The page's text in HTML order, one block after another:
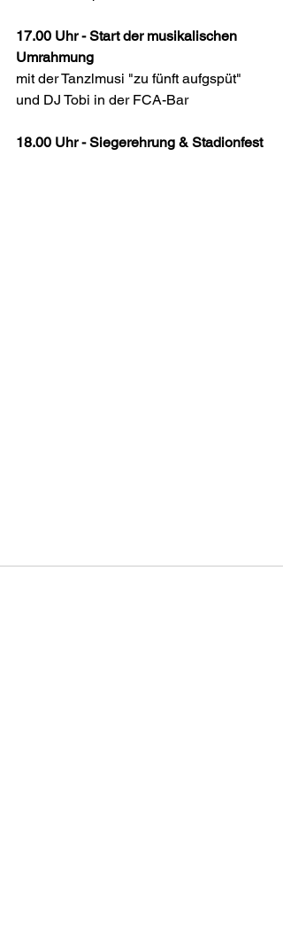
17.00 Uhr - Start der musikalischen
Umrahmung
mit der Tanzlmusi "zu fünft aufgspüt"
und DJ Tobi in der FCA-Bar
18.00 Uhr - Siegerehrung & Stadionfest